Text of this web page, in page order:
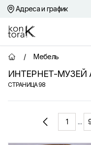
Адреса и график
Контора К
Главная страница
/ Мебель
ИНТЕРНЕТ-
СТРАНИЦА98
1 ...